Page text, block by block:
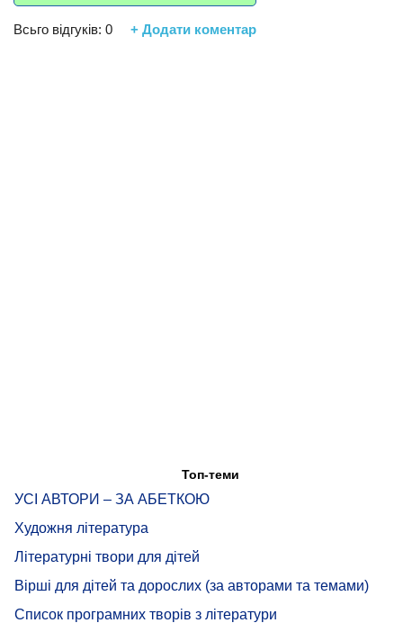
Всьго відгуків: 0 + Додати коментар
Топ-теми
УСІ АВТОРИ – ЗА АБЕТКОЮ
Художня література
Літературні твори для дітей
Вірші для дітей та дорослих (за авторами та темами)
Список програмних творів з літератури